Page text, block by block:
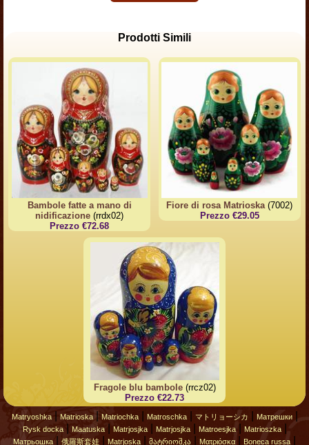
Prodotti Simili
Bambole fatte a mano di
nidificazione (rrdx02)
Prezzo €72.68
Fiore di rosa Matrioska(7002)
Prezzo €29.05
Fragole blu bambole(rrcz02)
Prezzo €22.73
Matryoshka| Matrioska| Matriochka| Matroschka| マトリョーシカ Матрешки|
Rysk docka| Maatuska| Matrjosjka| Matrjosjka| Matroesjka| Matrioszka|
Матрьошка 俄羅斯套娃 Matrjoska მატრიოშკა Ματριόσκα Boneca russa